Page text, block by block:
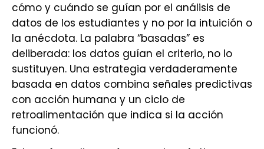
cómo y cuándo se guían por el análisis de
datos de los estudiantes y no por la intuición o
la anécdota. La palabra “basadas” es
deliberada: los datos guían el criterio, no lo
sustituyen. Una estrategia verdaderamente
basada en datos combina señales predictivas
con acción humana y un ciclo de
retroalimentación que indica si la acción
funcionó.